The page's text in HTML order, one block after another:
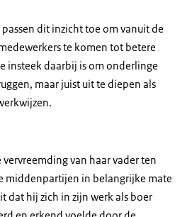
passen dit inzicht toe om vanuit de
te komen tot betere
insteek daarbij is om onderlinge
maar juist uit te diepen als
vervreemding van haar vader ten
middenpartijen in belangrijke mate
dat hij zich in zijn werk als boer